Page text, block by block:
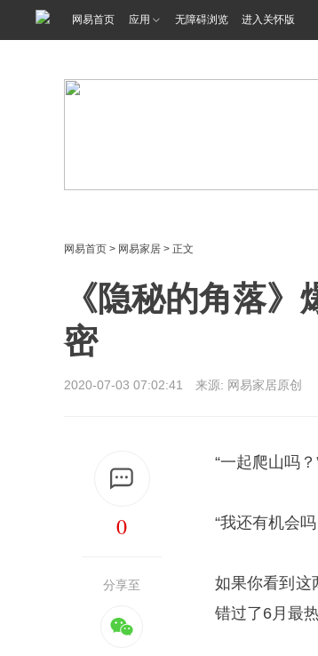
网易首页 应用 无障碍浏览 进入关怀版
网易首页 > 网易家居 > 正文
《隐秘的角落
密
2020-07-03 07:02:41 来源: 网易家居原创
0
分享至
“一起爬山吗？
“我还有机会吗
如果你看到这
错过了6月最